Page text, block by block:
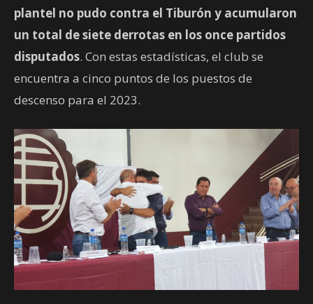
plantel no pudo contra el Tiburón y acumularon
un total de siete derrotas en los once partidos
disputados. Con estas estadísticas, el club se
encuentra a cinco puntos de los puestos de
descenso para el 2023.